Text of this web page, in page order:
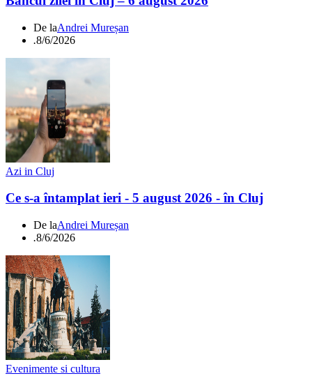
De laAndrei Mureșan
.8/6/2026
Azi in Cluj
Ce s-a întamplat ieri - 5 august 2026 - în Cluj
De laAndrei Mureșan
.8/6/2026
Evenimente si cultura